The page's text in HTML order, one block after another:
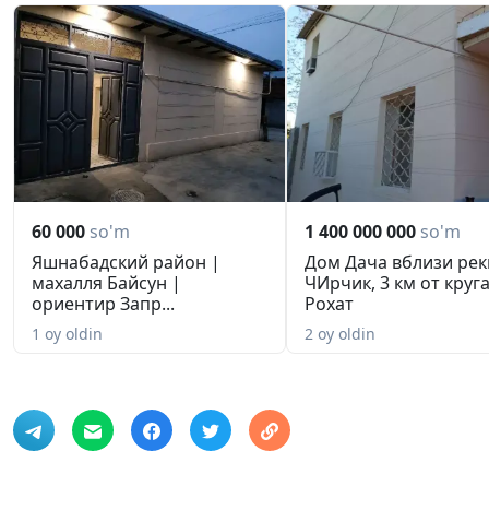
60 000 so'm
Яшнабадский район |
махалля Байсун |
ориентир Запр...
1 oy oldin
1 400 000 000 so'm
Дом Дача вблизи
ЧИрчик, 3 км от круга
Рохат
2 oy oldin